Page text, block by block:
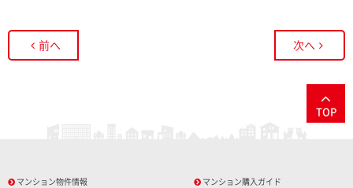
次へ
前へ
TOP
マンション物件情報
マンション購入ガイド